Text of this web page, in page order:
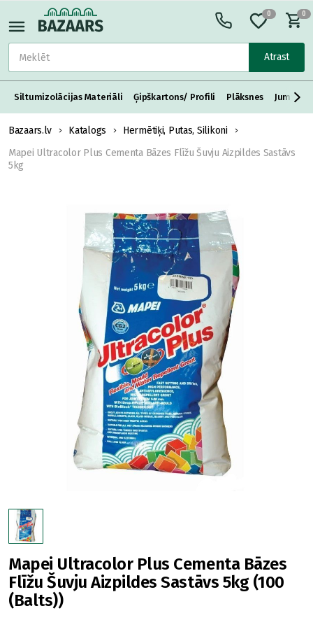
Atrast
0 0
Siltumizolācijas Materiāli Ģipškartons/ Profili Plāksnes Jumta
Bazaars.lv Katalogs
Hermētiķi, Putas, Silikoni
Mapei Ultracolor Plus Cementa Bāzes Flīžu Šuvju Aizpildes Sastāvs
5kg
Mapei Ultracolor Plus Cementa Bāzes
Flīžu Šuvju Aizpildes Sastāvs 5kg (100
(Balts))